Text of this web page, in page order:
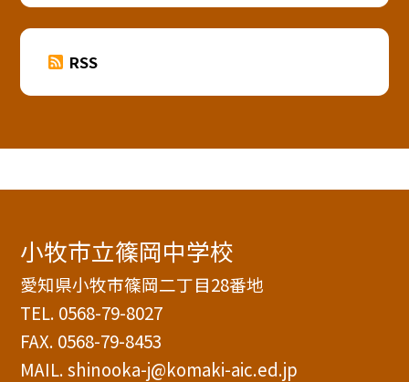
RSS
小牧市立篠岡中学校
愛知県小牧市篠岡二丁目28番地
TEL. 0568-79-8027
FAX. 0568-79-8453
MAIL. shinooka-j@komaki-aic.ed.jp